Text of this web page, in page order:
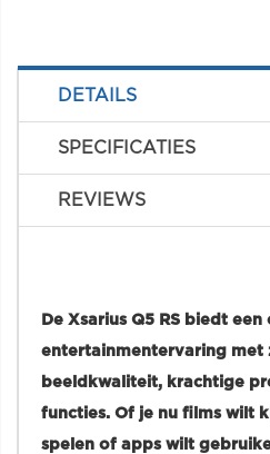
DETAILS
SPECIFICATIES
REVIEWS
De Xsarius Q5 RS biedt
entertainmentervaring met
beeldkwaliteit, krachtige
functies. Of je nu films wilt
spelen of apps wilt